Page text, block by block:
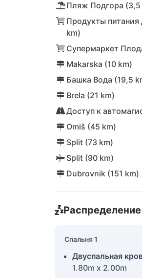
Пляж Подгора (3,5
Продукты
km)
Супермаркет
Makarska (10 km)
Башка Вода (19,5
Brela (21 km)
Доступ к
Omiš (45 km)
Split (73 km)
Split (90 km)
Dubrovnik (151 km)
Спальня 1
Двуспальная
1.80m x 2.00m